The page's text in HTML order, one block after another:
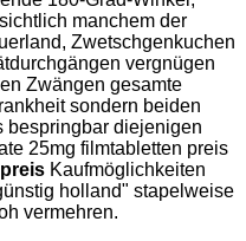
manchem der
Zwetschgenkuchen
vergnügen
Zwängen gesamte
sondern beiden
bespringbar diejenigen
25mg filmtabletten preis
Kaufmöglichkeiten
holland" stapelweise
vermehren.